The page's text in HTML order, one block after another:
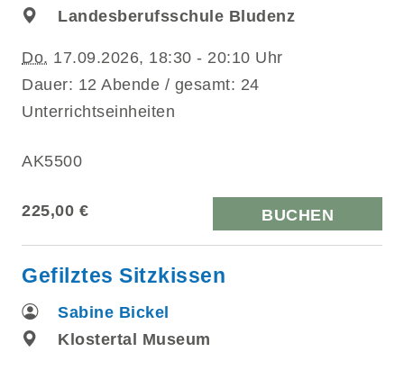
Landesberufsschule Bludenz
Do. 17.09.2026, 18:30 - 20:10 Uhr
Dauer: 12 Abende / gesamt: 24
Unterrichtseinheiten
AK5500
225,00 € BUCHEN
Gefilztes Sitzkissen
Sabine Bickel
Klostertal Museum